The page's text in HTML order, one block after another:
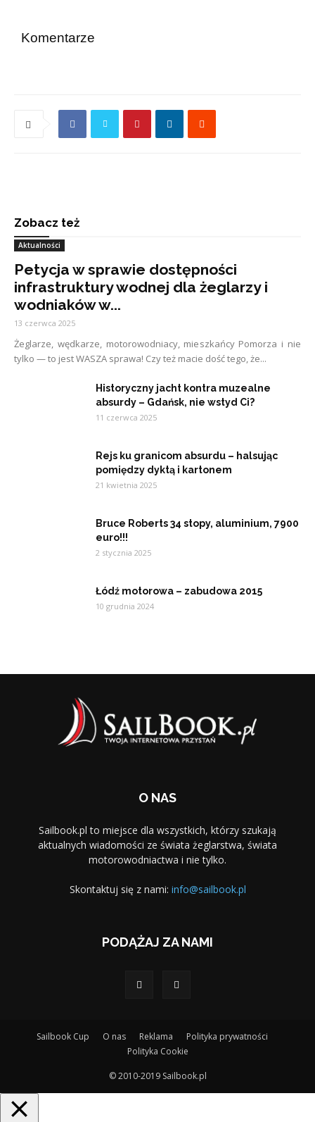
Komentarze
Zobacz też
Aktualności
Petycja w sprawie dostępności
infrastruktury wodnej dla żeglarzy i
wodniaków w...
13 czerwca 2025
Żeglarze, wędkarze, motorowodniacy, mieszkańcy Pomorza i nie
tylko — to jest WASZA sprawa! Czy też macie dość tego, że...
Historyczny jacht kontra muzealne
absurdy – Gdańsk, nie wstyd Ci?
11 czerwca 2025
Rejs ku granicom absurdu – halsując
pomiędzy dyktą i kartonem
21 kwietnia 2025
Bruce Roberts 34 stopy, aluminium, 7900
euro!!!
2 stycznia 2025
Łódź motorowa – zabudowa 2015
10 grudnia 2024
O NAS
Sailbook.pl to miejsce dla wszystkich, którzy szukają
aktualnych wiadomości ze świata żeglarstwa, świata
motorowodniactwa i nie tylko.
Skontaktuj się z nami: info@sailbook.pl
PODĄŻAJ ZA NAMI
Sailbook Cup O nas Reklama
Polityka prywatności
Polityka Cookie
© 2010-2019 Sailbook.pl